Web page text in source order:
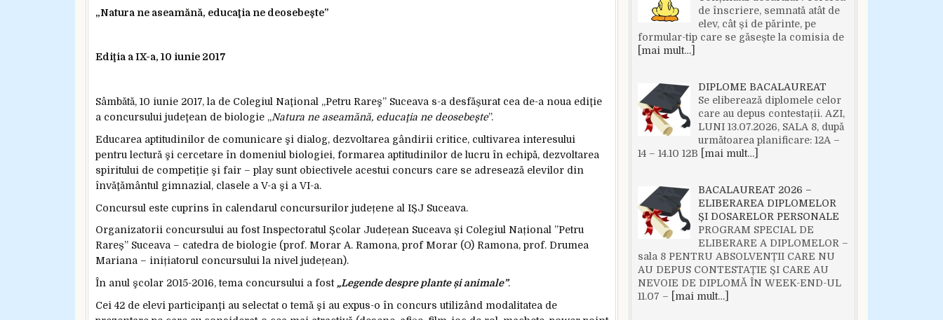
„Natura ne aseamănă, educaţia ne deosebeşte”
Ediţia a IX-a, 10 iunie 2017
Sâmbătă, 10 iunie 2017, la de Colegiul Naţional „Petru Rareş” Suceava s-a desfășurat cea de-a noua ediţie
a concursului judeţean de biologie „Natura ne aseamănă, educaţia ne deosebeşte”.
Educarea aptitudinilor de comunicare şi dialog, dezvoltarea gândirii critice, cultivarea interesului
pentru lectură şi cercetare în domeniul biologiei, formarea aptitudinilor de lucru în echipă, dezvoltarea
spiritului de competiţie şi fair – play sunt obiectivele acestui concurs care se adresează elevilor din
învăţământul gimnazial, clasele a V-a şi a VI-a.
Concursul este cuprins în calendarul concursurilor județene al IȘJ Suceava.
Organizatorii concursului au fost Inspectoratul Școlar Județean Suceava și Colegiul Național ”Petru
Rareș” Suceava – catedra de biologie (prof. Morar A. Ramona, prof Morar (O) Ramona, prof. Drumea
Mariana – inițiatorul concursului la nivel județean).
În anul şcolar 2015-2016, tema concursului a fost„Legende despre plante și animale”.
Cei 42 de elevi participanţi au selectat o temă şi au expus-o în concurs utilizând modalitatea de
de înscriere, semnată atât de
elev, cât și de părinte, pe
formular-tip care se găsește la comisia de
[mai mult…]
DIPLOME BACALAUREAT
Se eliberează diplomele celor
care au depus contestații. AZI,
LUNI 13.07.2026, SALA 8, după
următoarea planificare: 12A –
14 – 14.10 12B
[mai mult…]
BACALAUREAT 2026 –
ELIBERAREA DIPLOMELOR
ȘI DOSARELOR PERSONALE
PROGRAM SPECIAL DE
ELIBERARE A DIPLOMELOR –
sala 8 PENTRU ABSOLVENȚII CARE NU
AU DEPUS CONTESTAȚIE ȘI CARE AU
NEVOIE DE DIPLOMĂ ÎN WEEK-END-UL
11.07 –
[mai mult…]